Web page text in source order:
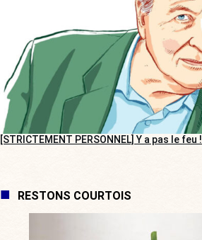
[STRICTEMENT PERSONNEL] Y a pas le feu !
RESTONS COURTOIS